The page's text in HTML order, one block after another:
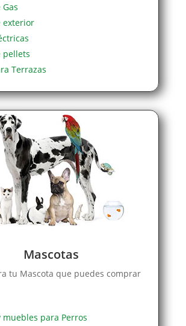
exterior
pellets
Terrazas
Mascotas
tu Mascota que puedes comprar
muebles para Perros